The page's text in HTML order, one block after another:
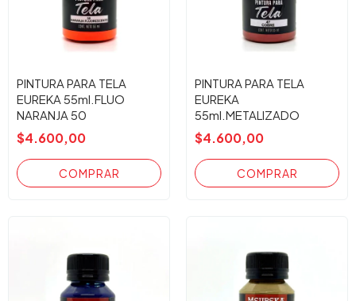
PINTURA PARA TELA
EUREKA 55ml.FLUO
NARANJA 50
$4.600,00
PINTURA PARA TELA
EUREKA
55ml.METALIZADO
COBRE 47
$4.600,00